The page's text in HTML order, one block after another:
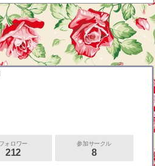
フォロワー
212
参加サークル
8